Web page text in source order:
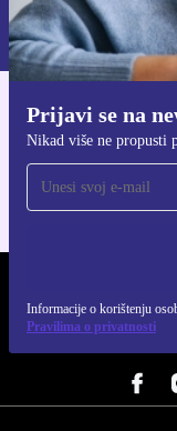
Prijavi se na
Nikad više ne propusti
Informacije o korištenju
Pravilima o privatnosti
Informacije o
Pravilima